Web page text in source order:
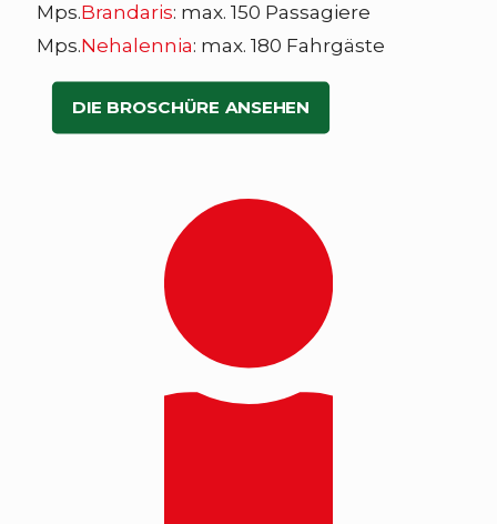
Mps.Brandaris: max. 150 Passagiere
Mps.Nehalennia: max. 180 Fahrgäste
DIE BROSCHÜRE ANSEHEN